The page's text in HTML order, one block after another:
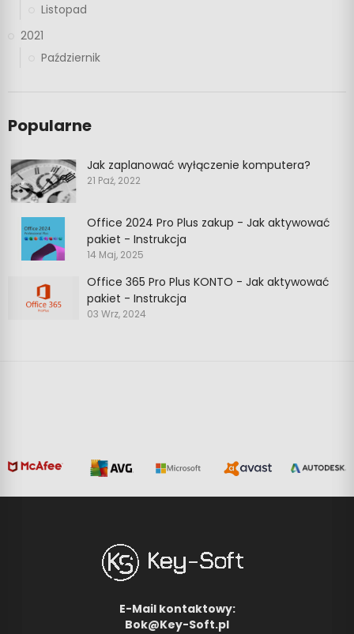
Listopad
2021
Październik
Popularne
Jak zaplanować wyłączenie komputera?
21 Paź, 2022
Office 2024 Pro Plus zakup - Jak aktywować
pakiet - Instrukcja
14 Maj, 2025
Office 365 Pro Plus KONTO - Jak aktywować
pakiet - Instrukcja
03 Wrz, 2024
E-Mail kontaktowy:
Bok@Key-Soft.pl